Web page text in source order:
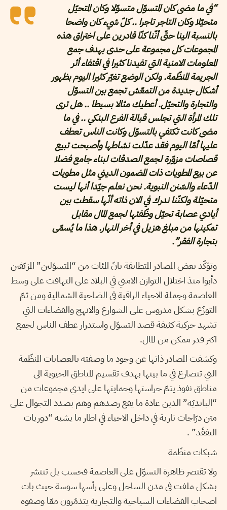
“في ما مضى كان المتسوّل متسوّلا وكان المتحيّل
متحيّلا وكان التاجر تاجرا .. كلّ شيء كان واضحا
بالنسبة الينا حتّى أنّنا كنّا قادرين على اختراق هذه
المجموعات كل مجموعة على حدى بهدف جمع
المعلومات الامنية التي تفيدنا كثيرا في اقتفاء أثر
الجريمة المنظّمة. ولكن الوضع تغيّر كثيرا اليوم بظهور
أشكال جديدة من التمعّش تجمع بين التسوّل
والتجارة والتحيّل. أعطيك مثالا بسيطا .. هل ترى
تلك المرأة التي تجلس قبالة الفرع البنكي .. في ما
مضى كانت تكتفي بالتسوّل وكانت الناس تعطف
عليها أمّا اليوم فقد عدّلت نشاطها وأصبحت تبيع
قصاصات مزوّرة لجمع الصدقات لبناء جامع فضلا
عن بيع المطويات ذات المضمون الديني مثل مطويات
الدّعاء والسّنن النبوية. نحن نعلم جيّدا أنها ليست
متحيّلة ولكنّنا ندرك في الان ذاته أنّها سقطت بين
أيادي عصابة تحيّل وظّفتها لجمع المال مقابل
تمكينها من مبلغ هزيل في أخر النهار. هذا ما يُسمّى
بتجارة الفقر”.
وتؤكّد بعض المصادر المتطابقة بانّ المئات من “المتسوّلين” المزيّفين
دأبوا منذ اختلال التوازن الامني في البلاد على التهافت على وسط
العاصمة وجملة الاحياء الراقية في الضاحية الشمالية ومن ثمّ
التوزّع بشكل مدروس على الشوارع والانهج والفضاءات التي
تشهد حركية كثيفة قصد التسوّل واستدرار عطف الناس لجمع
اكثر قدر ممكن من المال.
وكشفت المصادر ذاتها عن وجود ما وصفته بالعصابات المنظّمة
التي تتصارع في ما بينها بهدف تقسيم المناطق الحيوية الى
مناطق نفوذ يتمّ حراستها وحمايتها على ايدي مجموعات من
“البانديّة” الذين عادة ما يقع رصدهم وهم بصدد التجوال على
متن درّاجات نارية في داخل الاحياء في اطار ما يشبه “دوريات
التفقّد” .
شبكات منظّمة
ولا تقتصر ظاهرة التسوّل على العاصمة فحسب بل تنتشر
بشكل ملفت في مدن الساحل وعلى رأسها سوسة حيث بات
اصحاب الفضاءات السياحية والتجارية يتذمّرون ممّا وصفوه